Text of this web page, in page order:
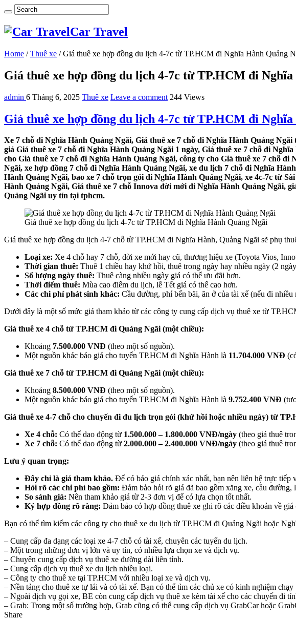
Car Travel
Home / Thuê xe / Giá thuê xe hợp đồng du lịch 4-7c từ TP.HCM đi Nghĩa Hành Quảng
Giá thuê xe hợp đồng du lịch 4-7c từ TP.HCM đi
admin 6 Tháng 6, 2025 Thuê xe Leave a comment 244 Views
Giá thuê xe hợp đồng du lịch 4-7c từ TP.HCM đi
Xe 7 chỗ đi Nghĩa Hành Quảng Ngãi, Giá thuê xe 7 chỗ đi Nghĩa Hành Quảng
giá Giá thuê xe 7 chỗ đi Nghĩa Hành Quảng Ngãi 1 ngày, Giá thuê xe 7 chỗ đi
cho Giá thuê xe 7 chỗ đi Nghĩa Hành Quảng Ngãi, công ty cho Giá thuê xe 7 chỗ
Ngãi, xe hợp đồng 7 chỗ đi Nghĩa Hành Quảng Ngãi, xe du lịch 7 chỗ đi Nghĩa
Hành Quảng Ngãi, bao xe 7 chỗ trọn gói đi Nghĩa Hành Quảng Ngãi, xe 4c-7c từ
Hành Quảng Ngãi, Giá thuê xe 7 chỗ Innova đời mới đi Nghĩa Hành Quảng Ngãi,
Quảng Ngãi uy tín tại tphcm.
Giá thuê xe hợp đồng du lịch 4-7c từ TP.HCM đi Nghĩa Hành Quảng Ngãi
Giá thuê xe hợp đồng du lịch 4-7 chỗ từ TP.HCM đi Nghĩa Hành, Quảng Ngãi sẽ phụ
Loại xe: Xe 4 chỗ hay 7 chỗ, đời xe mới hay cũ, thương hiệu xe (Toyota Vios,
Thời gian thuê: Thuê 1 chiều hay khứ hồi, thuê trong ngày hay nhiều ngày (2
Số lượng ngày thuê: Thuê càng nhiều ngày giá có thể ưu đãi hơn.
Thời điểm thuê: Mùa cao điểm du lịch, lễ Tết giá có thể cao hơn.
Các chi phí phát sinh khác: Cầu đường, phí bến bãi, ăn ở của tài xế (nếu đi
Dưới đây là một số mức giá tham khảo từ các công ty cung cấp dịch vụ thuê xe từ
Giá thuê xe 4 chỗ từ TP.HCM đi Quảng Ngãi (một chiều):
Khoảng 7.500.000 VNĐ (theo một số nguồn).
Một nguồn khác báo giá cho tuyến TP.HCM đi Nghĩa Hành là 11.704.000 VNĐ
Giá thuê xe 7 chỗ từ TP.HCM đi Quảng Ngãi (một chiều):
Khoảng 8.500.000 VNĐ (theo một số nguồn).
Một nguồn khác báo giá cho tuyến TP.HCM đi Nghĩa Hành là 9.752.400 VNĐ
Giá thuê xe 4-7 chỗ cho chuyến đi du lịch trọn gói (khứ hồi hoặc nhiều ngày) từ
Xe 4 chỗ: Có thể dao động từ 1.500.000 – 1.800.000 VNĐ/ngày (theo giá thuê
Xe 7 chỗ: Có thể dao động từ 2.000.000 – 2.400.000 VNĐ/ngày (theo giá thuê
Lưu ý quan trọng:
Đây chỉ là giá tham khảo. Để có báo giá chính xác nhất, bạn nên liên hệ trực
Hỏi rõ các chi phí bao gồm: Đảm bảo hỏi rõ giá đã bao gồm xăng xe, cầu
So sánh giá: Nên tham khảo giá từ 2-3 đơn vị để có lựa chọn tốt nhất.
Ký hợp đồng rõ ràng: Đảm bảo có hợp đồng thuê xe ghi rõ các điều khoản về
Bạn có thể tìm kiếm các công ty cho thuê xe du lịch từ TP.HCM đi Quảng Ngãi hoặc
– Cung cấp đa dạng các loại xe 4-7 chỗ có tài xế, chuyên các tuyến du lịch.
– Một trong những đơn vị lớn và uy tín, có nhiều lựa chọn xe và dịch vụ.
– Chuyên cung cấp dịch vụ thuê xe đường dài liên tỉnh.
– Cung cấp dịch vụ thuê xe du lịch nhiều loại.
– Công ty cho thuê xe tại TP.HCM với nhiều loại xe và dịch vụ.
– Nền tảng cho thuê xe tự lái và có tài xế. Bạn có thể tìm các chủ xe có kinh nghiệm
– Ngoài dịch vụ gọi xe, BE còn cung cấp dịch vụ thuê xe kèm tài xế cho các chuyến đi
– Grab: Trong một số trường hợp, Grab cũng có thể cung cấp dịch vụ GrabCar hoặc
Share